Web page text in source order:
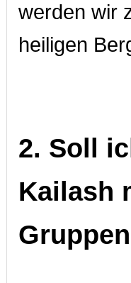
werden wir
heiligen
2. Soll
Kailash